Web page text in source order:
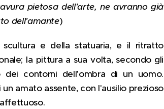
pietosa dell'arte, ne avranno già
dell'amante)
e della statuaria, e il ritratto
la pittura a sua volta, secondo gli
dei contorni dell'ombra di un uomo.
amato assente, con l'ausilio prezioso